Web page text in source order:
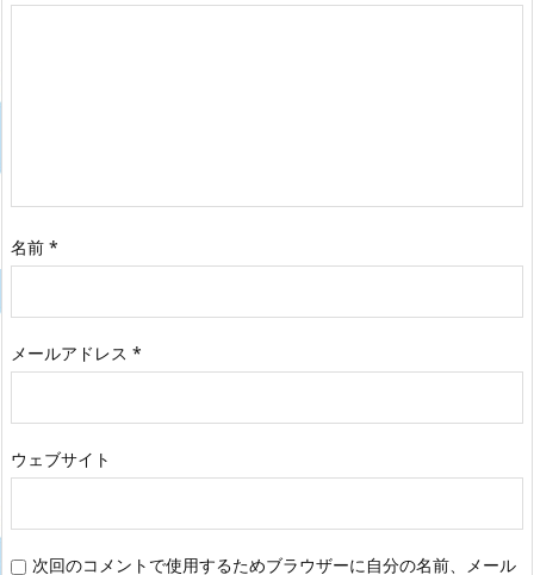
名前 *
メールアドレス *
ウェブサイト
次回のコメントで使用するためブラウザーに自分の名前、メール